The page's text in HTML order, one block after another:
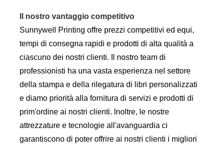
Il nostro vantaggio competitivo
Sunnywell Printing offre prezzi competitivi ed equi,
tempi di consegna rapidi e prodotti di alta qualità a
ciascuno dei nostri clienti. Il nostro team di
professionisti ha una vasta esperienza nel settore
della stampa e della rilegatura di libri personalizzati
e diamo priorità alla fornitura di servizi e prodotti di
prim'ordine ai nostri clienti. Inoltre, le nostre
attrezzature e tecnologie all'avanguardia ci
garantiscono di poter offrire ai nostri clienti i migliori